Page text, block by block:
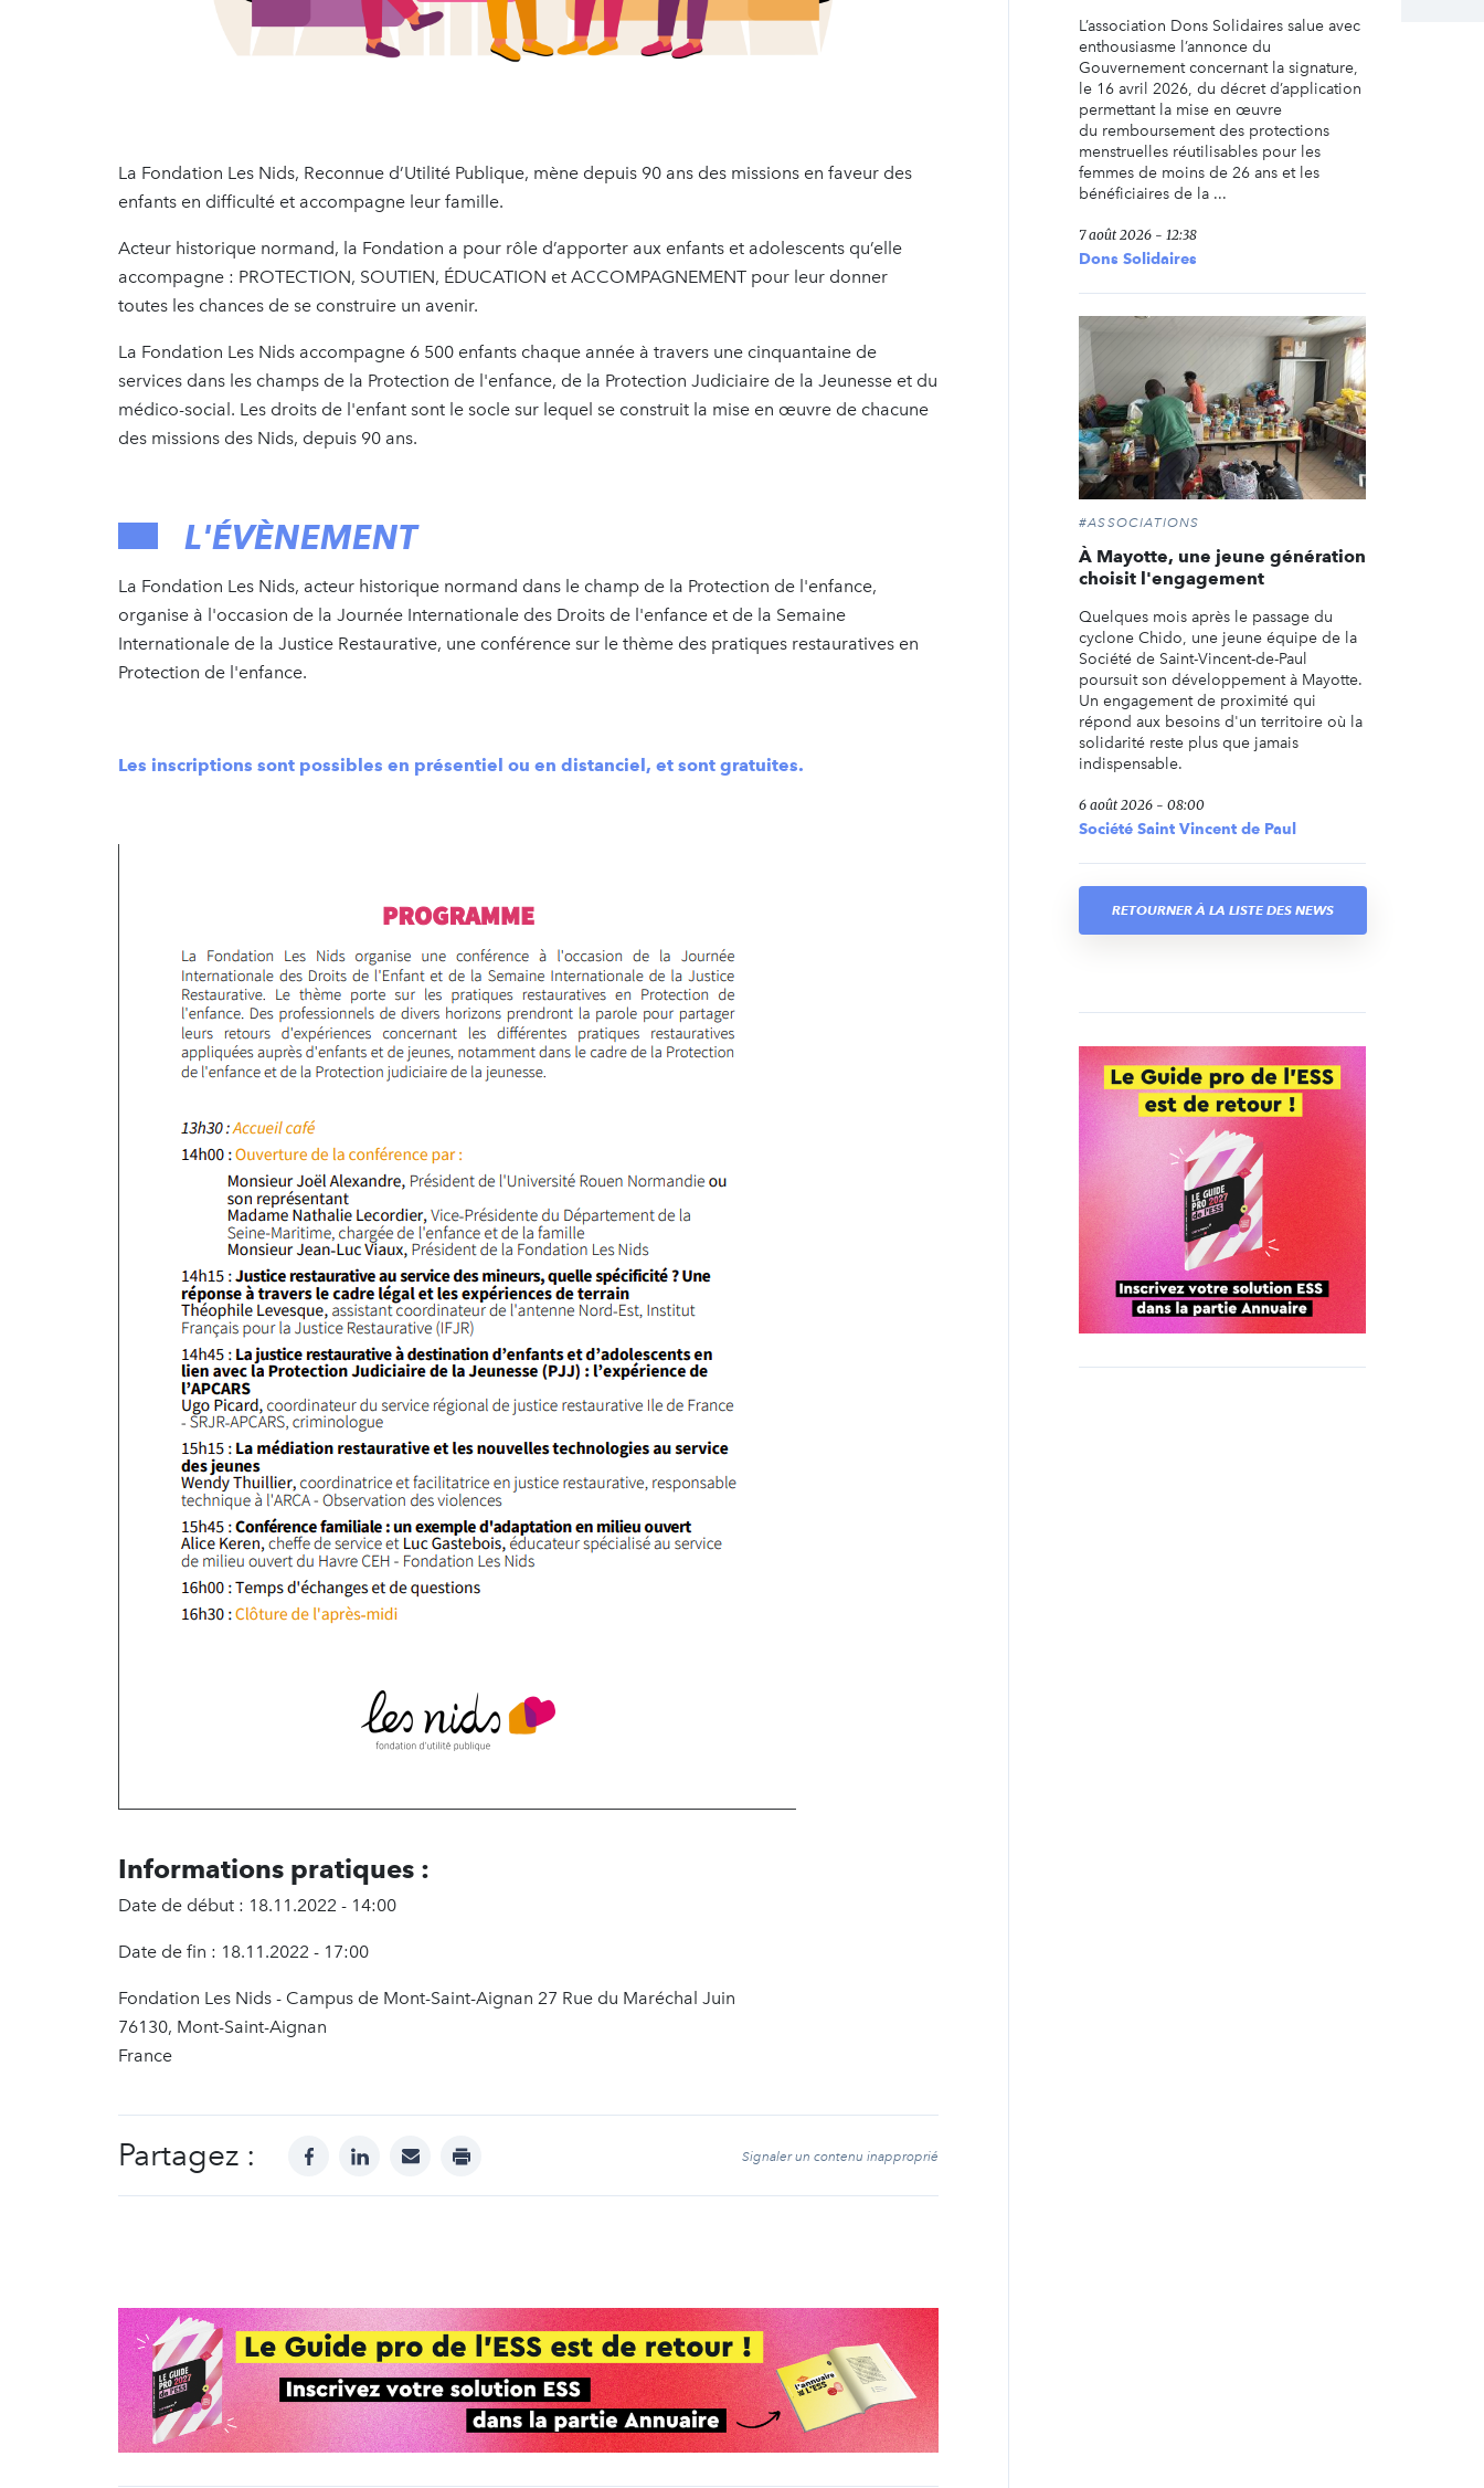
La Fondation Les Nids, Reconnue d’Utilité Publique, mène depuis 90 ans des missions en faveur des
enfants en difficulté et accompagne leur famille.
Acteur historique normand, la Fondation a pour rôle d’apporter aux enfants et adolescents qu’elle
accompagne : PROTECTION, SOUTIEN, ÉDUCATION et ACCOMPAGNEMENT pour leur donner
toutes les chances de se construire un avenir.
La Fondation Les Nids accompagne 6 500 enfants chaque année à travers une cinquantaine de
services dans les champs de la Protection de l'enfance, de la Protection Judiciaire de la Jeunesse et du
médico-social. Les droits de l'enfant sont le socle sur lequel se construit la mise en œuvre de chacune
des missions des Nids, depuis 90 ans.
L'ÉVÈNEMENT
La Fondation Les Nids, acteur historique normand dans le champ de la Protection de l'enfance,
organise à l'occasion de la Journée Internationale des Droits de l'enfance et de la Semaine
Internationale de la Justice Restaurative, une conférence sur le thème des pratiques restauratives en
Protection de l'enfance.
Les inscriptions sont possibles en présentiel ou en distanciel, et sont gratuites.
Informations pratiques :
Date de début : 18.11.2022 - 14:00
Date de fin : 18.11.2022 - 17:00
Fondation Les Nids - Campus de Mont-Saint-Aignan 27 Rue du Maréchal Juin
76130, Mont-Saint-Aignan
France
Partagez : facebooklinkedinmail print Signaler un contenu inapproprié
L’association Dons Solidaires salue avec
enthousiasme l’annonce du
Gouvernement concernant la signature,
le 16 avril 2026, du décret d’application
permettant la mise en œuvre
du remboursement des protections
menstruelles réutilisables pour les
femmes de moins de 26 ans et les
bénéficiaires de la ...
7 août 2026 - 12:38
Dons Solidaires
#ASSOCIATIONS
À Mayotte, une jeune génération
choisit l'engagement
Quelques mois après le passage du
cyclone Chido, une jeune équipe de la
Société de Saint-Vincent-de-Paul
poursuit son développement à Mayotte.
Un engagement de proximité qui
répond aux besoins d'un territoire où la
solidarité reste plus que jamais
indispensable.
6 août 2026 - 08:00
Société Saint Vincent de Paul
RETOURNER À LA LISTE DES NEWS